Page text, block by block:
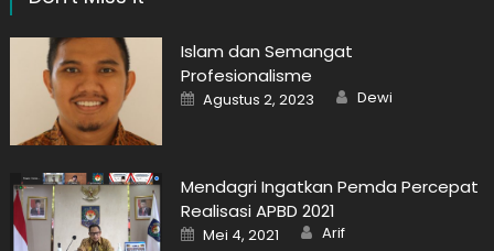
Islam dan Semangat
Profesionalisme
Posted
on
Agustus 2, 2023 Author
Dewi
Mendagri Ingatkan Pemda Percepat
Realisasi APBD 2021
Posted
on
Mei 4, 2021 Author
Arif